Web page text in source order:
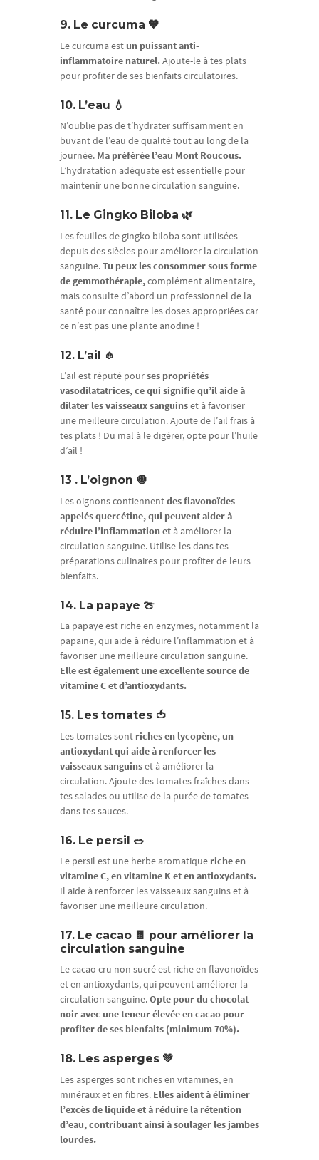
9. Le curcuma 🧡
Le curcuma estun puissant anti-
inflammatoire naturel.Ajoute-le à tes plats
pour profiter de ses bienfaits circulatoires.
10. L’eau 💧
N’oublie pas de t’hydrater suffisamment en
buvant de l’eau de qualité tout au long de la
journée. Ma préférée l’eau Mont Roucous.
L’hydratation adéquate est essentielle pour
maintenir une bonne circulation sanguine.
11. Le Gingko Biloba 🌿
Les feuilles de gingko biloba sont utilisées
depuis des siècles pour améliorer la circulation
sanguine.Tu peux les consommer sous forme
de gemmothérapie,complément alimentaire,
mais consulte d’abord un professionnel de la
santé pour connaître les doses appropriées car
ce n’est pas une plante anodine !
12. L’ail 🧄
L’ail est réputé pourses propriétés
vasodilatatrices, ce qui signifie qu’il aide à
dilater les vaisseaux sanguinset à favoriser
une meilleure circulation. Ajoute de l’ail frais à
tes plats ! Du mal à le digérer, opte pour l’huile
d’ail !
13 . L’oignon 🧅
Les oignons contiennentdes flavonoïdes
appelés quercétine, qui peuvent aider à
réduire l’inflammation et à améliorer la
circulation sanguine. Utilise-les dans tes
préparations culinaires pour profiter de leurs
bienfaits.
14. La papaye 🍈
La papaye est riche en enzymes, notamment la
papaïne, qui aide à réduire l’inflammation et à
favoriser une meilleure circulation sanguine.
Elle est également une excellente source de
vitamine C et d’antioxydants.
15. Les tomates 🍅
Les tomates sont riches en lycopène, un
antioxydant qui aide à renforcer les
vaisseaux sanguinset à améliorer la
circulation. Ajoute des tomates fraîches dans
tes salades ou utilise de la purée de tomates
dans tes sauces.
16. Le persil 🥗
Le persil est une herbe aromatique riche en
vitamine C, en vitamine K et en antioxydants.
Il aide à renforcer les vaisseaux sanguins et à
favoriser une meilleure circulation.
17. Le cacao 🍫 pour améliorer la
circulation sanguine
Le cacao cru non sucré est riche en flavonoïdes
et en antioxydants, qui peuvent améliorer la
circulation sanguine.Opte pour du chocolat
noir avec une teneur élevée en cacao pour
profiter de ses bienfaits (minimum 70%).
18. Les asperges 💚
Les asperges sont riches en vitamines, en
minéraux et en fibres. Elles aident à éliminer
l’excès de liquide et à réduire la rétention
d’eau, contribuant ainsi à soulager les jambes
lourdes.